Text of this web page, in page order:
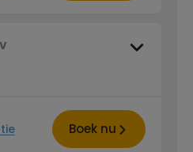
Boek nu